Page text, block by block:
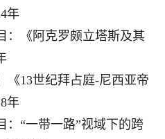
年
：《阿克罗颇立塔斯及其
《13世纪拜占庭-尼西亚帝
年
： “一带一路”视域下的跨